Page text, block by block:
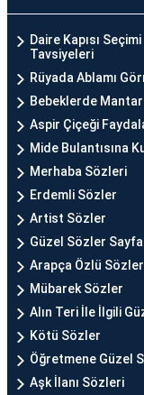
Daire Kapısı
Tavsiyeleri
Rüyada Ablamı
Bebeklerde
Aspir Çiçeği
Mide Bulantısına
Merhaba Sözleri
Erdemli Sözler
Artist Sözler
Güzel Sözler
Arapça Özlü Sözler
Mübarek Sözler
Alın Teri İle İlgili
Kötü Sözler
Öğretmene Güzel
Aşk İlanı Sözleri